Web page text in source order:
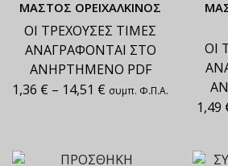
ΜΑΣΤΟΣ ΟΡΕΙΧΑΛΚΙΝΟΣ
ΟΙ ΤΡΕΧΟΥΣΕΣ ΤΙΜΕΣ
ΑΝΑΓΡΑΦΟΝΤΑΙ ΣΤΟ
ΑΝΗΡΤΗΜΕΝΟ PDF
1,36 € – 14,51 € συμπ. Φ.Π.Α.
ΟΙ
1,49